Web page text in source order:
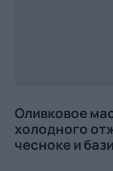
Оливковое
холодного
чесноке и